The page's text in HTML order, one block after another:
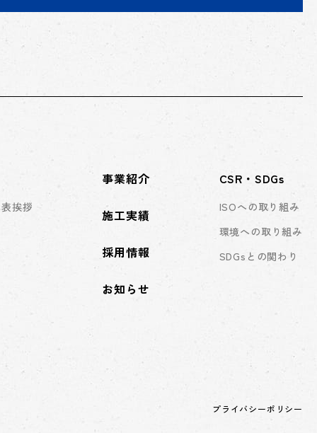
挨拶
事業紹介
施工実績
採用情報
お知らせ
CSR・SDGs
ISOへの取り組み
環境への取り組み
SDGsとの関わり
プライバシーポリシー